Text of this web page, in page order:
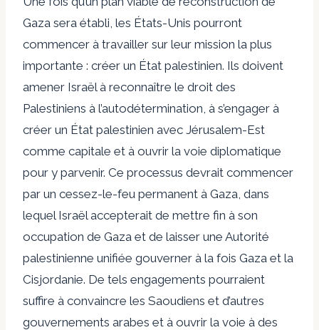
Gaza sera établi, les États-Unis pourront
commencer à travailler sur leur mission la plus
importante : créer un État palestinien. Ils doivent
amener Israël à reconnaître le droit des
Palestiniens à l’autodétermination, à s’engager à
créer un État palestinien avec Jérusalem-Est
comme capitale et à ouvrir la voie diplomatique
pour y parvenir. Ce processus devrait commencer
par un cessez-le-feu permanent à Gaza, dans
lequel Israël accepterait de mettre fin à son
occupation de Gaza et de laisser une Autorité
palestinienne unifiée gouverner à la fois Gaza et la
Cisjordanie. De tels engagements pourraient
suffire à convaincre les Saoudiens et d’autres
gouvernements arabes et à ouvrir la voie à des